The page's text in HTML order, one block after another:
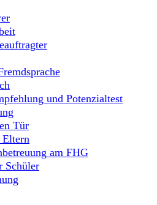
und Potenzialtest
Tür
am FHG
Schüler